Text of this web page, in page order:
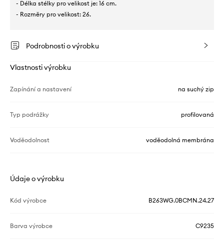
- Délka stélky pro velikost je: 16 cm.
- Rozměry pro velikost: 26.
Podrobnosti o výrobku
Vlastnosti výrobku
Zapínání a nastavení na suchý zip
Typ podrážky profilovaná
Voděodolnost voděodolná membrána
Údaje o výrobku
Kód výrobce B263WG.0BCMN.24.27
Barva výrobce C9235